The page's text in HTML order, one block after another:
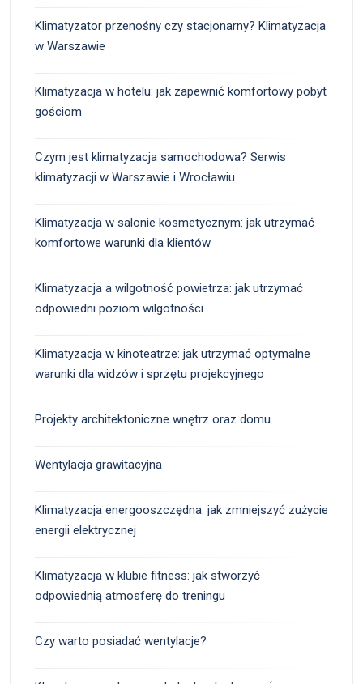
Klimatyzator przenośny czy stacjonarny? Klimatyzacja
w Warszawie
Klimatyzacja w hotelu: jak zapewnić komfortowy pobyt
gościom
Czym jest klimatyzacja samochodowa? Serwis
klimatyzacji w Warszawie i Wrocławiu
Klimatyzacja w salonie kosmetycznym: jak utrzymać
komfortowe warunki dla klientów
Klimatyzacja a wilgotność powietrza: jak utrzymać
odpowiedni poziom wilgotności
Klimatyzacja w kinoteatrze: jak utrzymać optymalne
warunki dla widzów i sprzętu projekcyjnego
Projekty architektoniczne wnętrz oraz domu
Wentylacja grawitacyjna
Klimatyzacja energooszczędna: jak zmniejszyć zużycie
energii elektrycznej
Klimatyzacja w klubie fitness: jak stworzyć
odpowiednią atmosferę do treningu
Czy warto posiadać wentylacje?